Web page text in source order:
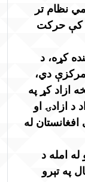
تر
حرکت
د
دي،
کړ په
او
له
د
تېرو